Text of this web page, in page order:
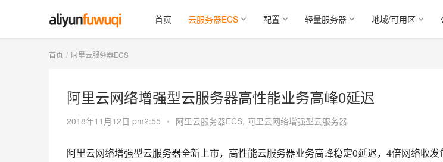
首页 云服务器ECS 配置 轻量服务器 地域/可用区
首页 阿里云服务器ECS
阿里云网络增强型云服务器高性能业务高峰0延迟
2018年11月12日 pm2:55 • 阿里云服务器ECS, 阿里云网络增强型云服务器
阿里云网络增强型云服务器全新上市，高性能云服务器业务高峰稳定0延迟，4倍网络收